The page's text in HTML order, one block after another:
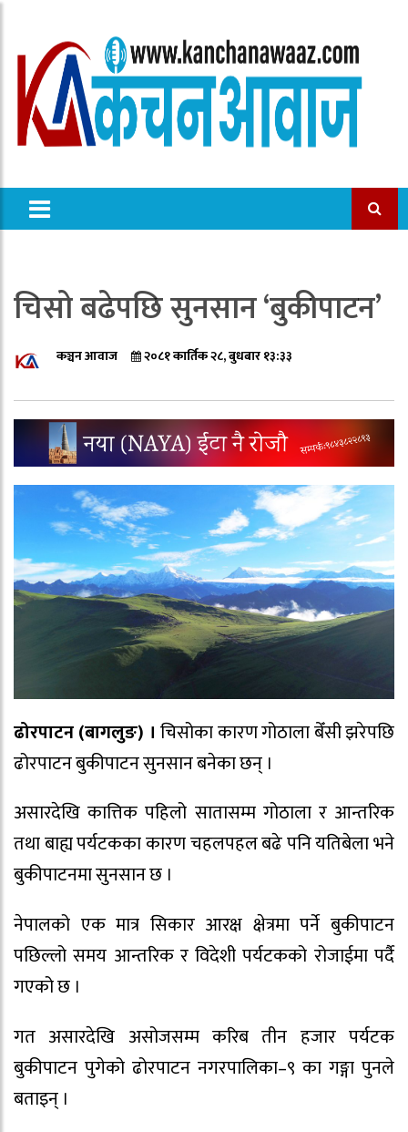
चिसो बढेपछि सुनसान ‘बुकीपाटन’
कञ्चन आवाज २०८१ कार्तिक २८, बुधबार १३:३३
ढोरपाटन (बागलुङ) । चिसोका कारण गोठाला बेँसी झरेपछि
ढोरपाटन बुकीपाटन सुनसान बनेका छन् ।
असारदेखि कात्तिक पहिलो सातासम्म गोठाला र आन्तरिक
तथा बाह्य पर्यटकका कारण चहलपहल बढे पनि यतिबेला भने
बुकीपाटनमा सुनसान छ ।
नेपालको एक मात्र सिकार आरक्ष क्षेत्रमा पर्ने बुकीपाटन
पछिल्लो समय आन्तरिक र विदेशी पर्यटकको रोजाईमा पर्दै
गएको छ ।
गत असारदेखि असोजसम्म करिब तीन हजार पर्यटक
बुकीपाटन पुगेको ढोरपाटन नगरपालिका–९ का गङ्गा पुनले
बताइन् ।